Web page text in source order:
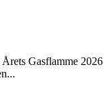
Gasflamme 2026